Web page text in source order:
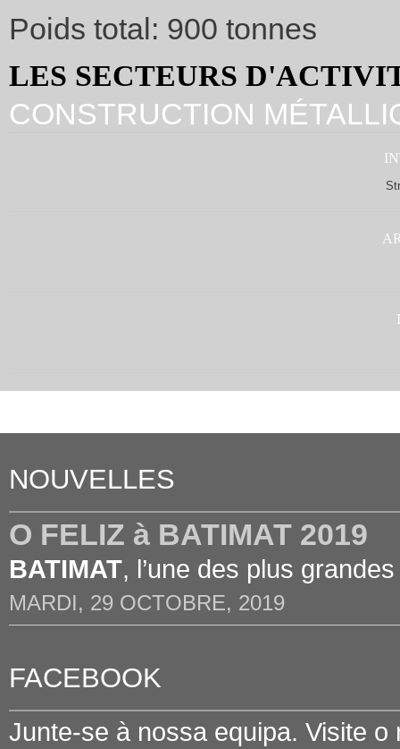
Poids total: 900 tonnes
LES SECTEURS
CONSTRUCTION
NOUVELLES
O FELIZ à BATIMAT 2019
BATIMAT, l’une des plus
MARDI, 29 OCTOBRE, 2019
FACEBOOK
Junte-se à nossa equipa. Visite